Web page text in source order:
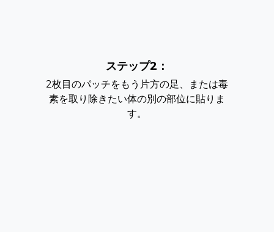
ステップ2：
2枚目のパッチをもう片方の足、または毒
素を取り除きたい体の別の部位に貼りま
す。